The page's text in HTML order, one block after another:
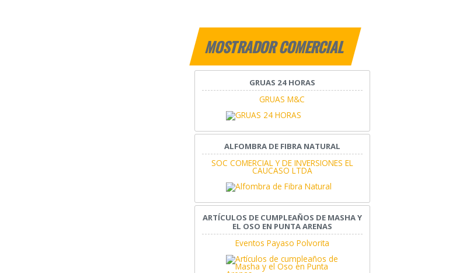
MOSTRADOR COMERCIAL
GRUAS 24 HORAS
GRUAS M&C
ALFOMBRA DE FIBRA NATURAL
SOC COMERCIAL Y DE INVERSIONES EL
CAUCASO LTDA
ARTÍCULOS DE CUMPLEAÑOS DE MASHA Y
EL OSO EN PUNTA ARENAS
Eventos Payaso Polvorita